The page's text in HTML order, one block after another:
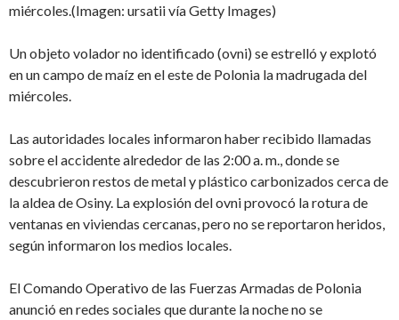
miércoles.(Imagen: ursatii vía Getty Images)
Un objeto volador no identificado (ovni) se estrelló y explotó
en un campo de maíz en el este de Polonia la madrugada del
miércoles.
Las autoridades locales informaron haber recibido llamadas
sobre el accidente alrededor de las 2:00 a. m., donde se
descubrieron restos de metal y plástico carbonizados cerca de
la aldea de Osiny. La explosión del ovni provocó la rotura de
ventanas en viviendas cercanas, pero no se reportaron heridos,
según informaron los medios locales.
El Comando Operativo de las Fuerzas Armadas de Polonia
anunció en redes sociales que durante la noche no se